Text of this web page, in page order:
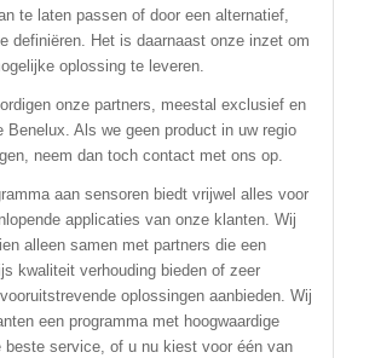
te laten passen of door een alternatief,
definiëren. Het is daarnaast onze inzet om
oplossing te leveren.
onze partners, meestal exclusief en
Benelux. Als we geen product in uw regio
neem dan toch contact met ons op.
aan sensoren biedt vrijwel alles voor
applicaties van onze klanten. Wij
alleen samen met partners die een
kwaliteit verhouding bieden of zeer
oplossingen aanbieden. Wij
een programma met hoogwaardige
beste service, of u nu kiest voor één van